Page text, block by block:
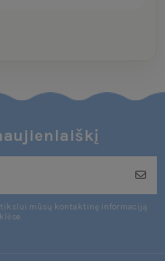
tikslui mūsų kontaktinę informaciją